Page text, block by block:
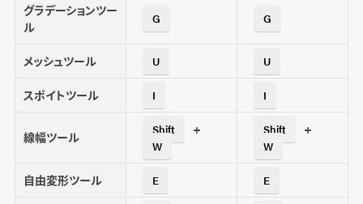
グラデーションツー
ル
G G
メッシュツール U U
スポイトツール I I
線幅ツール Shift +
W
Shift +
W
自由変形ツール E E